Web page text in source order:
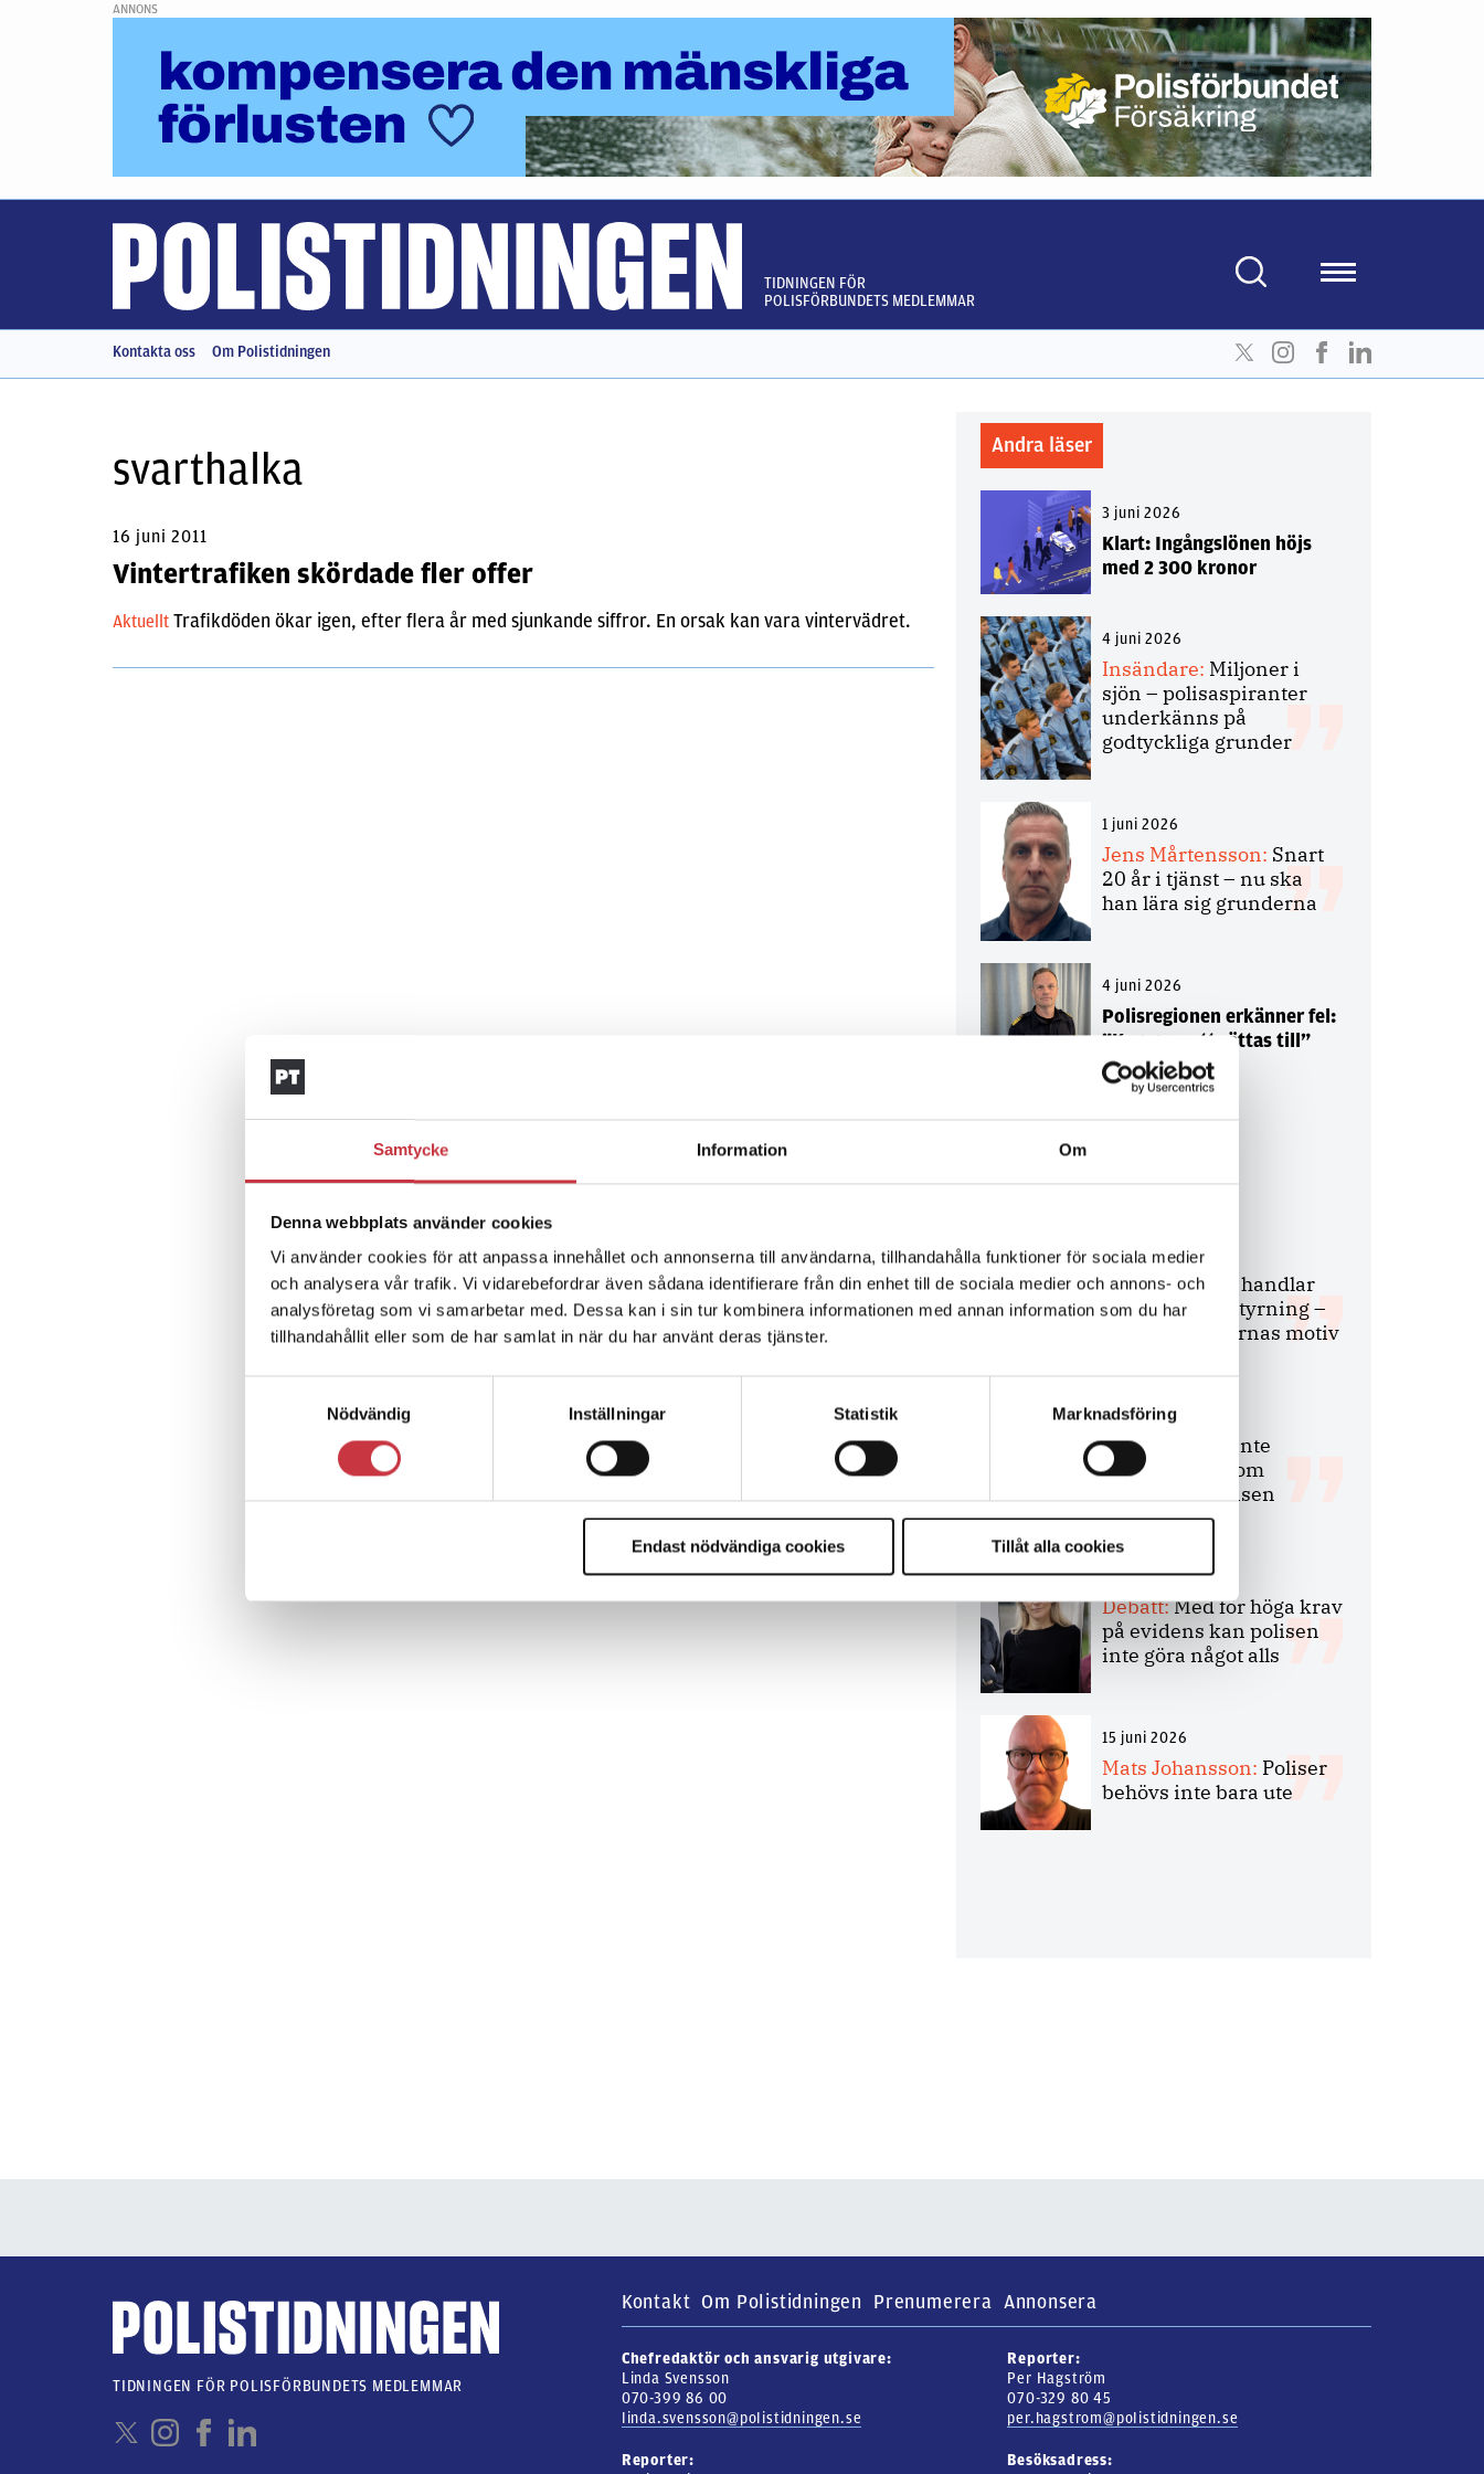
Samtycke Information Om
Denna webbplats använder cookies
Vi använder cookies för att anpassa innehållet och annonserna till användarna, tillhandahålla funktioner för sociala medier
och analysera vår trafik. Vi vidarebefordrar även sådana identifierare från din enhet till de sociala medier och annons- och
analysföretag som vi samarbetar med. Dessa kan i sin tur kombinera informationen med annan information som du har
tillhandahållit eller som de har samlat in när du har använt deras tjänster.
Nödvändig
Inställningar Statistik Marknadsföring
Endast nödvändiga cookies Tillåt alla cookies
ANNONS
TIDNINGEN FÖR
POLISFÖRBUNDETS MEDLEMMAR
Kontakta oss Om Polistidningen
svarthalka
16 juni 2011
Vintertrafiken skördade fler offer
Aktuellt Trafikdöden ökar igen, efter flera år med sjunkande siffror. En orsak kan vara vintervädret.
Andra läser
3 juni 2026
Klart: Ingångslönen höjs
med 2 300 kronor
4 juni 2026
Insändare: Miljoner i
sjön – polisaspiranter
underkänns på
godtyckliga grunder
1 juni 2026
Jens Mårtensson: Snart
20 år i tjänst – nu ska
han lära sig grunderna
4 juni 2026
Polisregionen erkänner fel:
”Kommer att rättas till”
Debatt
9 juli 2026
Slutreplik:Det handlar
om kunskapsstyrning –
inte om forskarnas motiv
8 juli 2026
Replik:
Det är inte
evidenskrav som
bakbinder polisen
7 juli 2026
Debatt:Med för höga krav
på evidens kan polisen
inte göra något alls
15 juni 2026
Mats Johansson: Poliser
behövs inte bara ute
Kontakt Om Polistidningen Prenumerera Annonsera
Chefredaktör och ansvarig utgivare:
Linda Svensson
070-399 86 00
linda.svensson@polistidningen.se
Reporter:
Per Hagström
070-329 80 45
per.hagstrom@polistidningen.se
Reporter:
Besöksadress:
TIDNINGEN FÖR POLISFÖRBUNDETS MEDLEMMAR